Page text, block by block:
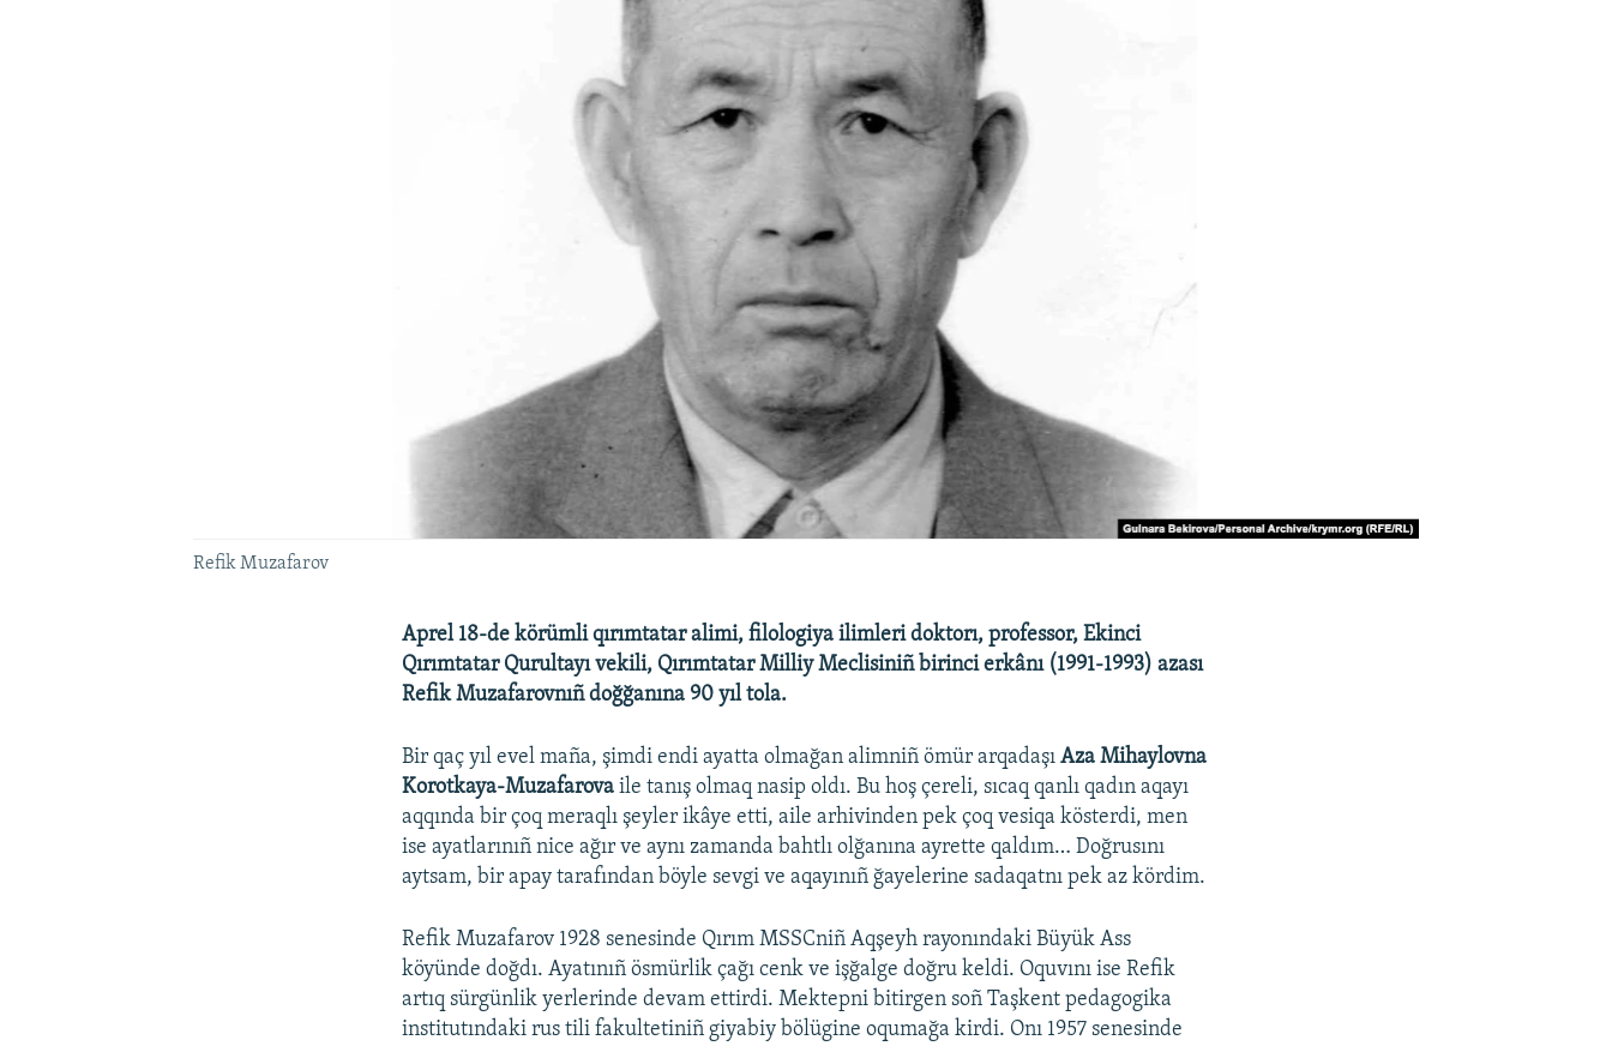
Refik Muzafarov
Aprel 18-de körümli qırımtatar alimi, filologiya ilimleri doktorı, professor, Ekinci
Qırımtatar Qurultayı vekili, Qırımtatar Milliy Meclisiniñ birinci erkânı (1991-1993) azası
Refik Muzafarovnıñ doğğanına 90 yıl tola.
Bir qaç yıl evel maña, şimdi endi ayatta olmağan alimniñ ömür arqadaşıAza Mihaylovna
Korotkaya-Muzafarova ile tanış olmaq nasip oldı. Bu hoş çereli, sıcaq qanlı qadın aqayı
aqqında bir çoq meraqlı şeyler ikâye etti, aile arhivinden pek çoq vesiqa kösterdi, men
ise ayatlarınıñ nice ağır ve aynı zamanda bahtlı olğanına ayrette qaldım… Doğrusını
aytsam, bir apay tarafından böyle sevgi ve aqayınıñ ğayelerine sadaqatnı pek az kördim.
Refik Muzafarov 1928 senesinde Qırım MSSCniñ Aqşeyh rayonındaki Büyük Ass
köyünde doğdı. Ayatınıñ ösmürlik çağı cenk ve işğalge doğru keldi. Oquvını ise Refik
artıq sürgünlik yerlerinde devam ettirdi. Mektepni bitirgen soñ Taşkent pedagogika
institutındaki rus tili fakultetiniñ giyabiy bölügine oqumağa kirdi. Onı 1957 senesinde